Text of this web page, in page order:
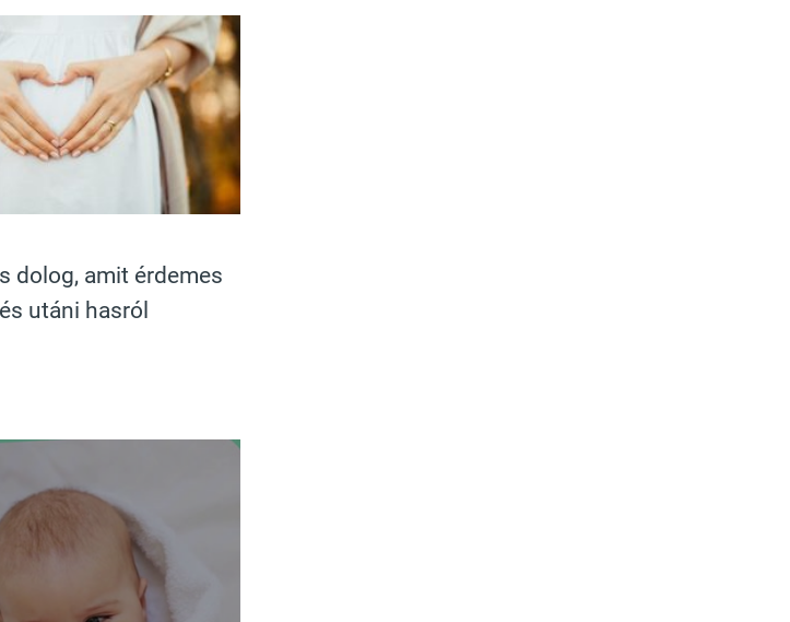
dolog, amit érdemes
utáni hasról